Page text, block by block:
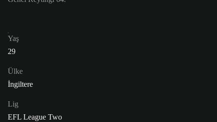
Yaş
29
Ülke
İngiltere
Lig
EFL League Two